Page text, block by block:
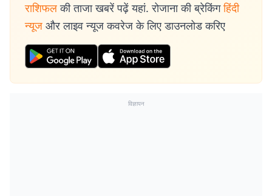
राशिफल की ताजा खबरें पढ़ें यहां. रोजाना की ब्रेकिंग हिंदी
न्यूज और लाइव न्यूज कवरेज के लिए डाउनलोड करिए
विज्ञापन